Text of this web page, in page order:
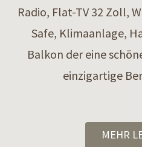
Radio, Flat-TV 32 Zoll,
Safe, Klimaanlage,
Balkon der eine
einzigartige
MEHR